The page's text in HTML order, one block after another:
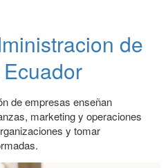
de
de empresas enseñan
marketing y operaciones
y tomar